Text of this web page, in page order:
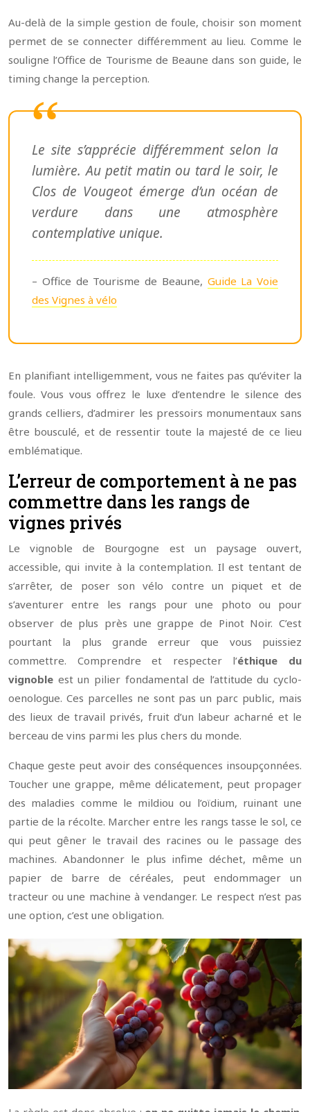
Au-delà de la simple gestion de foule, choisir son moment
permet de se connecter différemment au lieu. Comme le
souligne l’Office de Tourisme de Beaune dans son guide, le
timing change la perception.
Le site s’apprécie différemment selon la
lumière. Au petit matin ou tard le soir, le
Clos de Vougeot émerge d’un océan de
verdure dans une atmosphère
contemplative unique.
– Office de Tourisme de Beaune, Guide La Voie
des Vignes à vélo
En planifiant intelligemment, vous ne faites pas qu’éviter la
foule. Vous vous offrez le luxe d’entendre le silence des
grands celliers, d’admirer les pressoirs monumentaux sans
être bousculé, et de ressentir toute la majesté de ce lieu
emblématique.
L’erreur de comportement à ne pas
commettre dans les rangs de
vignes privés
Le vignoble de Bourgogne est un paysage ouvert,
accessible, qui invite à la contemplation. Il est tentant de
s’arrêter, de poser son vélo contre un piquet et de
s’aventurer entre les rangs pour une photo ou pour
observer de plus près une grappe de Pinot Noir. C’est
pourtant la plus grande erreur que vous puissiez
commettre. Comprendre et respecter l’éthique du
vignoble est un pilier fondamental de l’attitude du cyclo-
oenologue. Ces parcelles ne sont pas un parc public, mais
des lieux de travail privés, fruit d’un labeur acharné et le
berceau de vins parmi les plus chers du monde.
Chaque geste peut avoir des conséquences insoupçonnées.
Toucher une grappe, même délicatement, peut propager
des maladies comme le mildiou ou l’oïdium, ruinant une
partie de la récolte. Marcher entre les rangs tasse le sol, ce
qui peut gêner le travail des racines ou le passage des
machines. Abandonner le plus infime déchet, même un
papier de barre de céréales, peut endommager un
tracteur ou une machine à vendanger. Le respect n’est pas
une option, c’est une obligation.